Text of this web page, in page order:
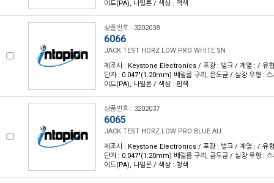
이드(PA), 나일론 / 색상 : 적색
상품번호 : 3202038
6066
JACK TEST HORZ LOW PRO WHITE SN
제조사 : Keystone Electronics / 포장 : 벌크 / 계열 : / 유
단자 : 0.047"(1.20mm) 베릴륨 구리, 은도금 / 실장 유형 :
이드(PA), 나일론 / 색상 : 흰색
상품번호 : 3202037
6065
JACK TEST HORZ LOW PRO BLUE AU
제조사 : Keystone Electronics / 포장 : 벌크 / 계열 : / 유
단자 : 0.047"(1.20mm) 베릴륨 구리, 금도금 / 실장 유형 :
이드(PA), 나일론 / 색상 : 청색